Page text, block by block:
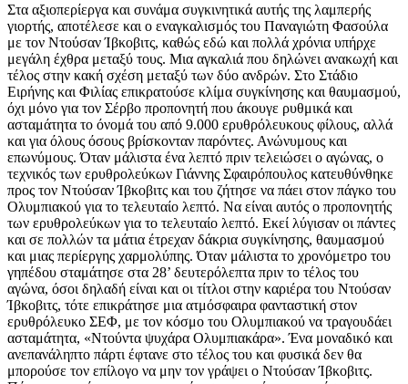
Στα αξιοπερίεργα και συνάμα συγκινητικά αυτής της λαμπερής
γιορτής, αποτέλεσε και ο εναγκαλισμός του Παναγιώτη Φασούλα
με τον Ντούσαν Ίβκοβιτς, καθώς εδώ και πολλά χρόνια υπήρχε
μεγάλη έχθρα μεταξύ τους. Μια αγκαλιά που δηλώνει ανακωχή και
τέλος στην κακή σχέση μεταξύ των δύο ανδρών. Στο Στάδιο
Ειρήνης και Φιλίας επικρατούσε κλίμα συγκίνησης και θαυμασμού,
όχι μόνο για τον Σέρβο προπονητή που άκουγε ρυθμικά και
ασταμάτητα το όνομά του από 9.000 ερυθρόλευκους φίλους, αλλά
και για όλους όσους βρίσκονταν παρόντες. Ανώνυμους και
επωνύμους. Όταν μάλιστα ένα λεπτό πριν τελειώσει ο αγώνας, ο
τεχνικός των ερυθρολεύκων Γιάννης Σφαιρόπουλος κατευθύνθηκε
προς τον Ντούσαν Ίβκοβιτς και του ζήτησε να πάει στον πάγκο του
Ολυμπιακού για το τελευταίο λεπτό. Να είναι αυτός ο προπονητής
των ερυθρολεύκων για το τελευταίο λεπτό. Εκεί λύγισαν οι πάντες
και σε πολλών τα μάτια έτρεχαν δάκρια συγκίνησης, θαυμασμού
και μιας περίεργης χαρμολύπης. Όταν μάλιστα το χρονόμετρο του
γηπέδου σταμάτησε στα 28’ δευτερόλεπτα πριν το τέλος του
αγώνα, όσοι δηλαδή είναι και οι τίτλοι στην καριέρα του Ντούσαν
Ίβκοβιτς, τότε επικράτησε μια ατμόσφαιρα φανταστική στον
ερυθρόλευκο ΣΕΦ, με τον κόσμο του Ολυμπιακού να τραγουδάει
ασταμάτητα, «Ντούντα ψυχάρα Ολυμπιακάρα». Ένα μοναδικό και
ανεπανάληπτο πάρτι έφτανε στο τέλος του και φυσικά δεν θα
μπορούσε τον επίλογο να μην τον γράψει ο Ντούσαν Ίβκοβιτς.